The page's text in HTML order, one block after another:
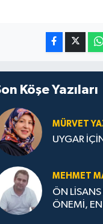
Köşe Yazıları
MÜRVET
UYGAR
MEHMET
ÖN
ÖNEMİ, EN